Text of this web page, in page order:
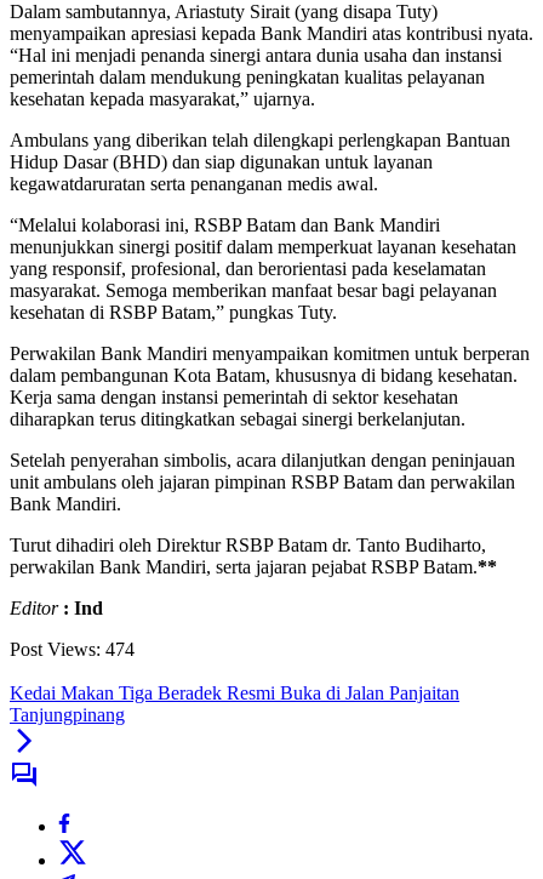
Dalam sambutannya, Ariastuty Sirait (yang disapa Tuty)
menyampaikan apresiasi kepada Bank Mandiri atas kontribusi nyata.
“Hal ini menjadi penanda sinergi antara dunia usaha dan instansi
pemerintah dalam mendukung peningkatan kualitas pelayanan
kesehatan kepada masyarakat,” ujarnya.
Ambulans yang diberikan telah dilengkapi perlengkapan Bantuan
Hidup Dasar (BHD) dan siap digunakan untuk layanan
kegawatdaruratan serta penanganan medis awal.
“Melalui kolaborasi ini, RSBP Batam dan Bank Mandiri
menunjukkan sinergi positif dalam memperkuat layanan kesehatan
yang responsif, profesional, dan berorientasi pada keselamatan
masyarakat. Semoga memberikan manfaat besar bagi pelayanan
kesehatan di RSBP Batam,” pungkas Tuty.
Perwakilan Bank Mandiri menyampaikan komitmen untuk berperan
dalam pembangunan Kota Batam, khususnya di bidang kesehatan.
Kerja sama dengan instansi pemerintah di sektor kesehatan
diharapkan terus ditingkatkan sebagai sinergi berkelanjutan.
Setelah penyerahan simbolis, acara dilanjutkan dengan peninjauan
unit ambulans oleh jajaran pimpinan RSBP Batam dan perwakilan
Bank Mandiri.
Turut dihadiri oleh Direktur RSBP Batam dr. Tanto Budiharto,
perwakilan Bank Mandiri, serta jajaran pejabat RSBP Batam.**
Editor : Ind
Post Views: 474
Kedai Makan Tiga Beradek Resmi Buka di Jalan Panjaitan
Tanjungpinang